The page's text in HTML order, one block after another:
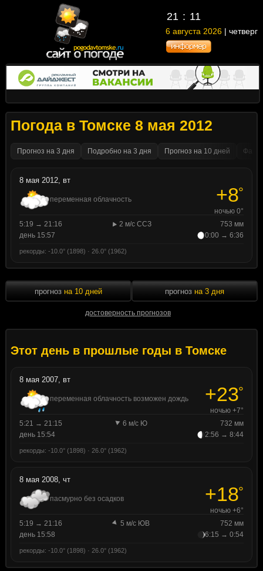
21 : 11
6 августа 2026 | четверг
Погода в Томске 8 мая 2012
Прогноз на 3 дня Подробно на 3 дня Прогноз на 10 дней
8 мая 2012, вт
переменная облачность +8°
ночью 0°
5:19 → 21:16
2 м/с ССЗ
753 мм
день 15:57
0:00 → 6:36
рекорды: -10.0° (1898) · 26.0° (1962)
прогноз на 10 дней
достоверность прогнозов
прогноз на 3 дня
Этот день в прошлые годы в Томске
8 мая 2007, вт
переменная облачность возможен дождь +23°
ночью +7°
5:21 → 21:15
6 м/с Ю
732 мм
день 15:54
2:56 → 8:44
рекорды: -10.0° (1898) · 26.0° (1962)
8 мая 2008, чт
пасмурно без осадков +18°
ночью +6°
5:19 → 21:16
5 м/с ЮВ
752 мм
день 15:58
6:15 → 0:54
рекорды: -10.0° (1898) · 26.0° (1962)